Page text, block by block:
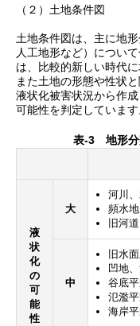
（２）土地条件図
土地条件図は、主に地
人工地形など）につい
は、比較的新しい時代
また土地の形態や性状
液状化被害状況から作
可能性を判定しています
表-3 地形分
液
状
化
の
可
能
性
大
河川
頻水
旧河道
中
旧水
凹地
谷底
氾濫
海岸